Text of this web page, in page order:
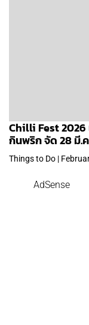
Chilli Fest
กินพริก จัด 28 มี.
Things to Do |
AdSense